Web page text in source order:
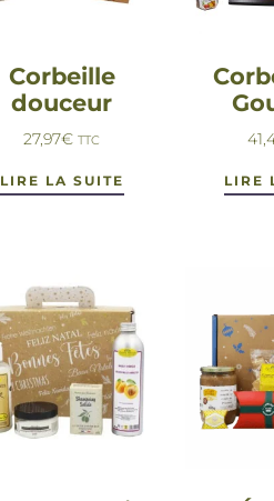
Corbeille
douceur
27,97€ TTC
LIRE LA SUITE LIRE